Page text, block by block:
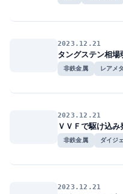
2023.12.21
タングステン相
非鉄金属 レアメ
2023.12.21
ＶＶＦで駆け込
非鉄金属 ダイジ
2023.12.21